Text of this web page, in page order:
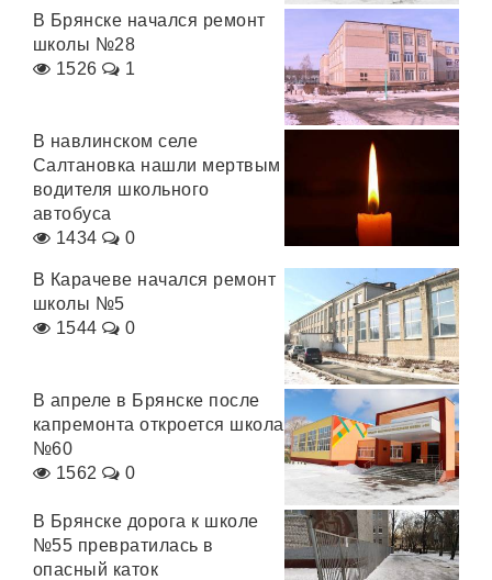
В Брянске начался ремонт
школы №28
1526
1
В навлинском селе
Салтановка нашли мертвым
водителя школьного
автобуса
1434
0
В Карачеве начался ремонт
школы №5
1544
0
В апреле в Брянске после
капремонта откроется школа
№60
1562
0
В Брянске дорога к школе
№55 превратилась в
опасный каток